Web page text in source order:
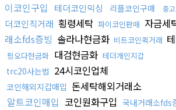
이코인구입
테더코인믹싱 리플코인구매 중
더코인직거래 횡령세탁 파이코인판매 자금세
래소fds증빙 솔라나현금화 비트코인퀵거래
핑오다현금화 대검현금화 테더개인지갑
trc20사는법 24시코인업체
코인해외지갑매입 돈세탁해외거래소
알트코인매입 코인원화구입 국내거래소fds